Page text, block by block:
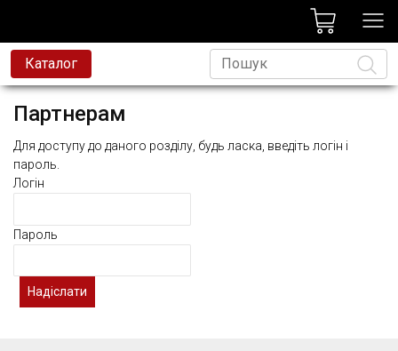
Каталог
техніка
техніка
та змішувачі
техніка
Мова
Партнерам
Для доступу до даного розділу, будь ласка, введіть логін і
пароль.
Логін
Пароль